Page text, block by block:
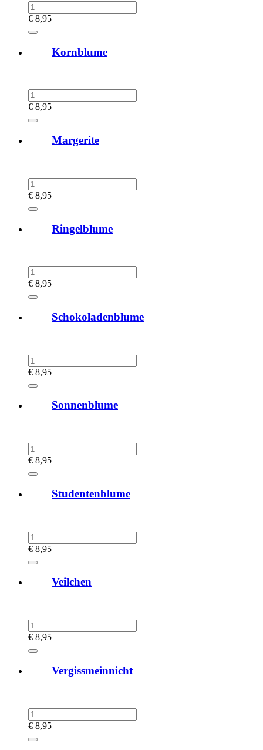
€ 8,95
Kornblume
€ 8,95
Margerite
€ 8,95
Ringelblume
€ 8,95
Schokoladenblume
€ 8,95
Sonnenblume
€ 8,95
Studentenblume
€ 8,95
Veilchen
€ 8,95
Vergissmeinnicht
€ 8,95